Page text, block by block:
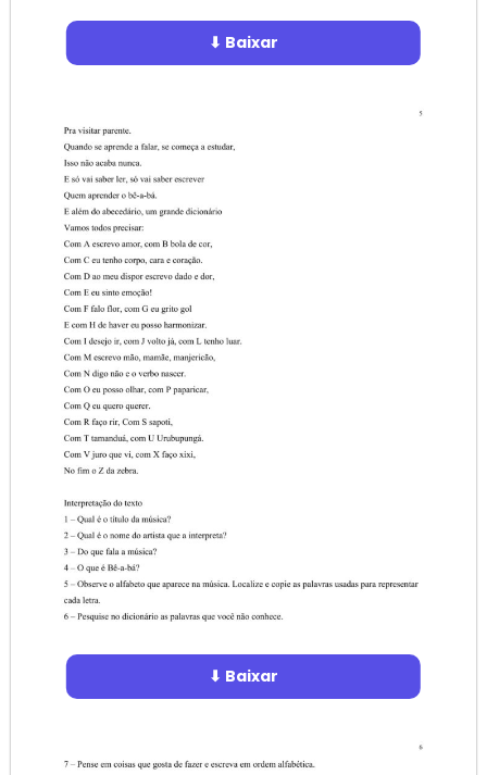
⬇ Baixar
⬇ Baixar